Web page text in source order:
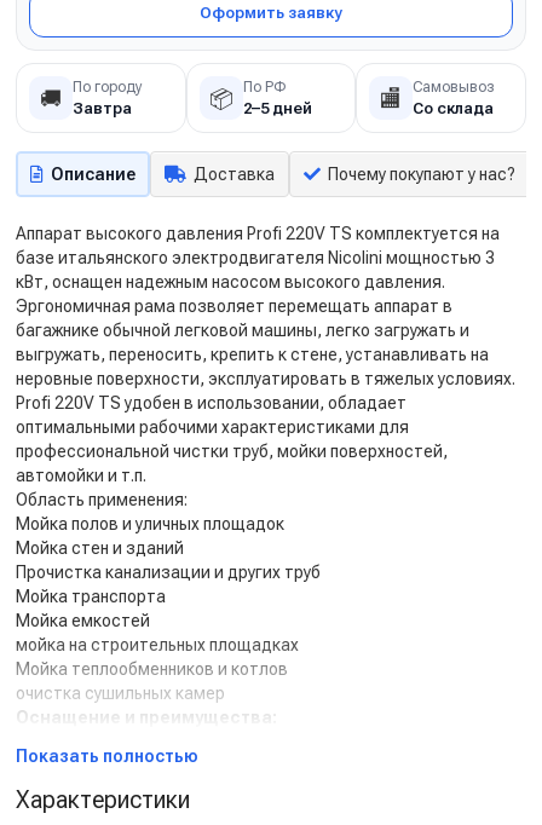
Оформить заявку
🚚 По городу
Завтра 📦 По РФ
2–5 дней 🏬 Самовывоз
Со склада
Описание Доставка Почему покупают у нас?
Аппарат высокого давления Profi 220V TS комплектуется на
базе итальянского электродвигателя Nicolini мощностью 3
кВт, оснащен надежным насосом высокого давления.
Эргономичная рама позволяет перемещать аппарат в
багажнике обычной легковой машины, легко загружать и
выгружать, переносить, крепить к стене, устанавливать на
неровные поверхности, эксплуатировать в тяжелых условиях.
Profi 220V TS удобен в использовании, обладает
оптимальными рабочими характеристиками для
профессиональной чистки труб, мойки поверхностей,
автомойки и т.п.
Область применения:
Мойка полов и уличных площадок
Мойка стен и зданий
Прочистка канализации и других труб
Мойка транспорта
Мойка емкостей
мойка на строительных площадках
Мойка теплообменников и котлов
очистка сушильных камер
Оснащение и преимущества:
и алюминия
Низкий уровень шума и надежная теплозащита
электродвигателя
Показать полностью
Характеристики